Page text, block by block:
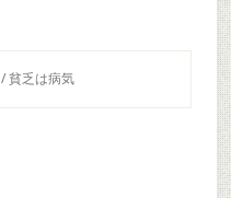
/貧乏は病気